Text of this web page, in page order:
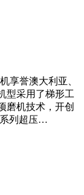
享誉澳大利亚、
型采用了梯形工
磨机技术，开创
列超压…